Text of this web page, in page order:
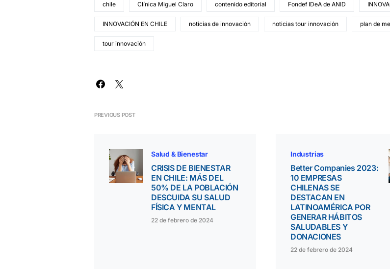
chile Clínica Miguel Claro contenido editorial Fondef IDeA de ANID
INNOVACIÓN EN CHILE noticias de innovación noticias tour innovación plan de
tour innovación
PREVIOUS POST
Salud & Bienestar
CRISIS DE BIENESTAR
EN CHILE: MÁS DEL
50% DE LA POBLACIÓN
DESCUIDA SU SALUD
FÍSICA Y MENTAL
22 de febrero de 2024
Industrias
Better Companies 2023:
10 EMPRESAS
CHILENAS SE
DESTACAN EN
LATINOAMÉRICA POR
GENERAR HÁBITOS
SALUDABLES Y
DONACIONES
22 de febrero de 2024